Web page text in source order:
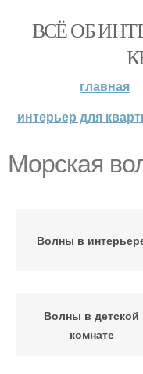
ВСЁ ОБ
главная
интерьер для
Морская
Волны в
Волны в детской
комнате